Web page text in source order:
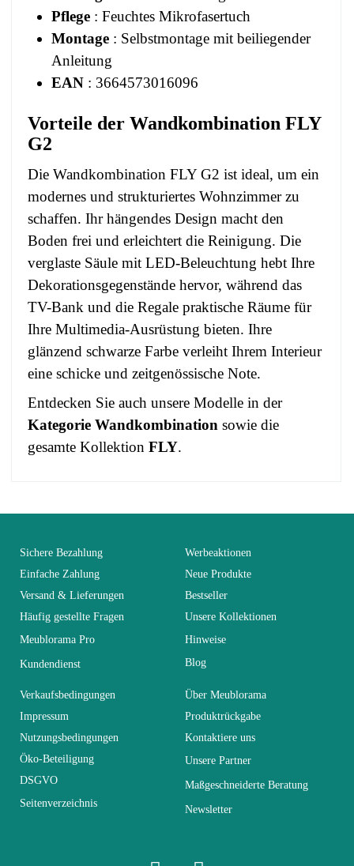
Pflege : Feuchtes Mikrofasertuch
Montage : Selbstmontage mit beiliegender
Anleitung
EAN : 3664573016096
Vorteile der Wandkombination FLY
G2
Die Wandkombination FLY G2 ist ideal, um ein
modernes und strukturiertes Wohnzimmer zu
schaffen. Ihr hängendes Design macht den
Boden frei und erleichtert die Reinigung. Die
verglaste Säule mit LED-Beleuchtung hebt Ihre
Dekorationsgegenstände hervor, während das
TV-Bank und die Regale praktische Räume für
Ihre Multimedia-Ausrüstung bieten. Ihre
glänzend schwarze Farbe verleiht Ihrem Interieur
eine schicke und zeitgenössische Note.
Entdecken Sie auch unsere Modelle in der
Kategorie Wandkombination sowie die
gesamte Kollektion FLY.
Alter Erwachsener
Kollektion FLY
Farben Schwarz
Lieferzeiten (Anz.
Tage)
21
Abmessungen L210xH190xP40
Elektrisch Elektrisch
You Must Login To Review
Sichere Bezahlung
Einfache Zahlung
Versand & Lieferungen
Häufig gestellte Fragen
Meublorama Pro
Kundendienst
Werbeaktionen
Neue Produkte
Bestseller
Unsere Kollektionen
Hinweise
Blog
Verkaufsbedingungen
Impressum
Nutzungsbedingungen
Öko-Beteiligung
DSGVO
Seitenverzeichnis
Über Meublorama
Produktrückgabe
Kontaktiere uns
Unsere Partner
Maßgeschneiderte Beratung
Newsletter